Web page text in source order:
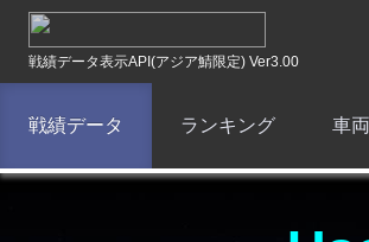
戦績データ表示API(アジア鯖限定) Ver3.00
戦績データ ランキング 車